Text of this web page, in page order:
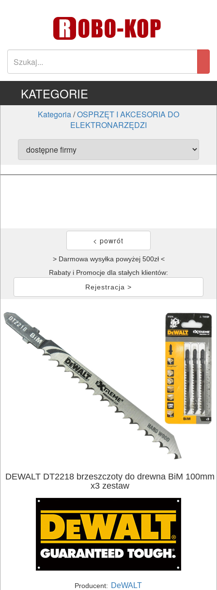
ELEKTRONARZĘDZIA
SIECIOWE
ELEKTRONARZĘDZIA
AKUMULATOROWE
KATEGORIE
Kategoria/OSPRZĘT I AKCESORIA DO
ELEKTRONARZĘDZI
> Darmowa wysyłka powyżej 500zł <
Rabaty i Promocje dla stałych klientów:
Rejestracja >
DEWALT DT2218 brzeszczoty do drewna BiM 100mm
x3 zestaw
Producent: DeWALT